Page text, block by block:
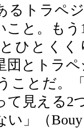
るトラペ
こと。も
ひとく
団とトラ
ことだ。
て見える2
い」（